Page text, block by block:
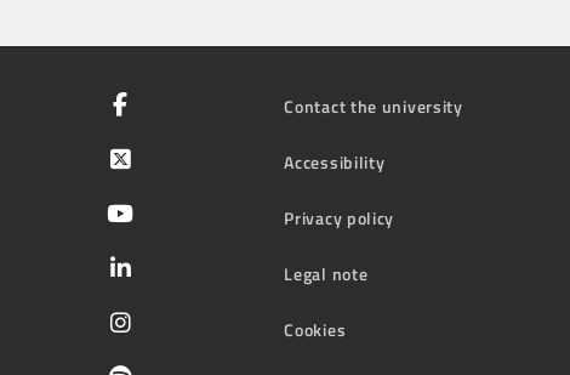
Contact the university
Accessibility
Privacy policy
Legal note
Cookies